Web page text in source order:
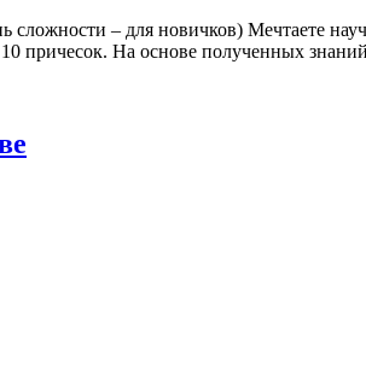
– для новичков) Мечтаете
причесок. На основе полученных